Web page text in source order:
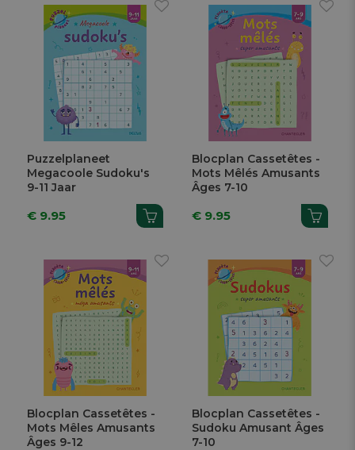
Puzzelplaneet
Megacoole Sudoku's
9-11 Jaar
€ 9.95
Blocplan Cassetêtes -
Mots Mêlés Amusants
Âges 7-10
€ 9.95
Blocplan Cassetêtes -
Mots Mêles Amusants
Âges 9-12
Blocplan Cassetêtes -
Sudoku Amusant Âges
7-10